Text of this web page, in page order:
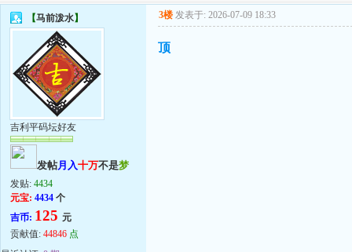
【马前泼水】
吉利平码坛好友
发帖月入十万不是梦
发贴: 4434
元宝: 4434 个
吉币: 125 元
贡献值: 44846 点
3楼 发表于: 2026-07-09 18:33
顶